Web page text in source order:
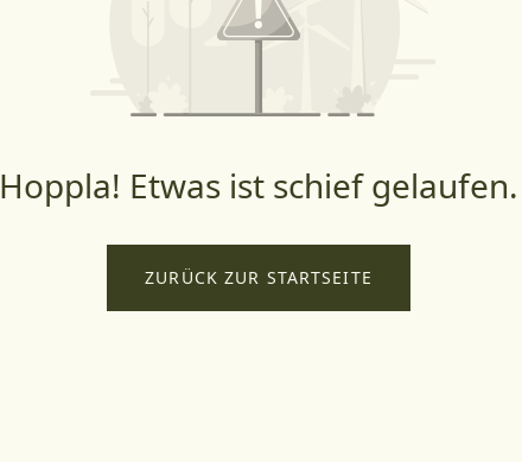
Hoppla! Etwas ist schief gelaufen.
ZURÜCK ZUR STARTSEITE